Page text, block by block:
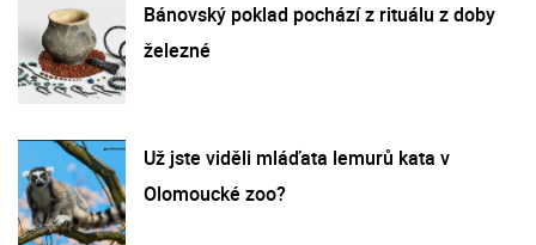
Bánovský poklad pochází z rituálu z doby
železné
Už jste viděli mláďata lemurů kata v
Olomoucké zoo?